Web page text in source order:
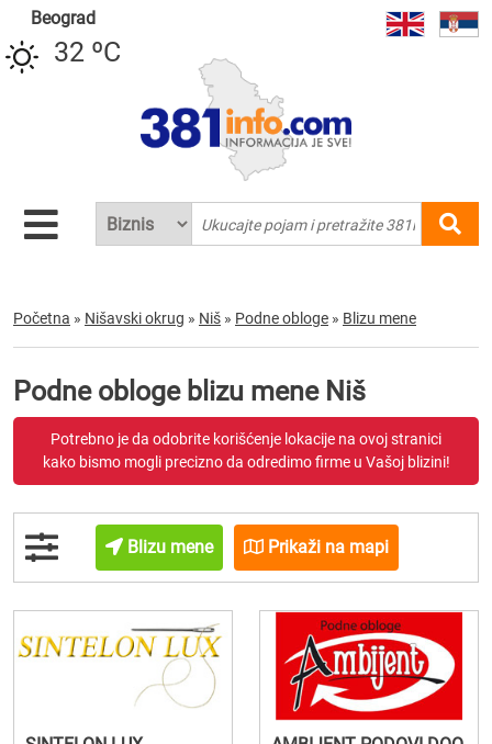
Beograd
32 ºC
Početna » Nišavski okrug » Niš » Podne obloge » Blizu mene
Podne obloge blizu mene Niš
Potrebno je da odobrite korišćenje lokacije na ovoj stranici
kako bismo mogli precizno da odredimo firme u Vašoj blizini!
Blizu mene Prikaži na mapi